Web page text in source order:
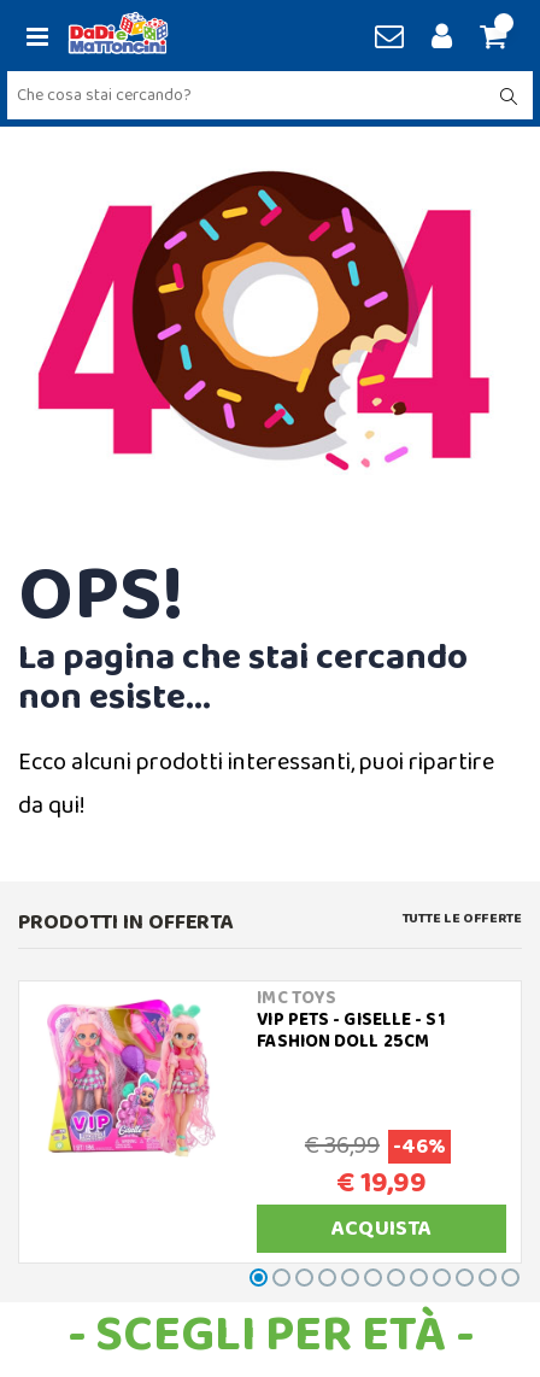
OPS!
La pagina che stai cercando
non esiste...
Ecco alcuni prodotti interessanti, puoi ripartire
da qui!
PRODOTTI IN OFFERTA TUTTE LE OFFERTE
IMC TOYS
VIP PETS - GISELLE - S1
FASHION DOLL 25CM
€ 36,99 -46%
€ 19,99
ACQUISTA
- SCEGLI PER ETÀ -